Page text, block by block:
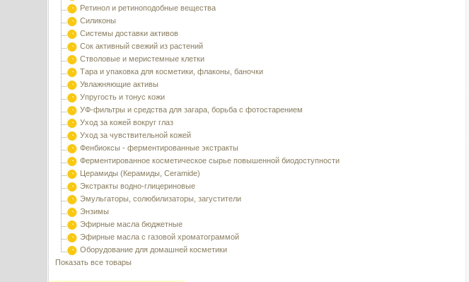
Ретинол и ретиноподобные вещества
Силиконы
Системы доставки активов
Сок активный свежий из растений
Стволовые и меристемные клетки
Тара и упаковка для косметики, флаконы, баночки
Увлажняющие активы
Упругость и тонус кожи
УФ-фильтры и средства для загара, борьба с фотостарением
Уход за кожей вокруг глаз
Уход за чувствительной кожей
Фенбиоксы - ферментированные экстракты
Ферментированное косметическое сырье повышенной биодоступности
Церамиды (Керамиды, Ceramide)
Экстракты водно-глицериновые
Эмульгаторы, солюбилизаторы, загустители
Энзимы
Эфирные масла бюджетные
Эфирные масла с газовой хроматограммой
Оборудование для домашней косметики
Показать все товары